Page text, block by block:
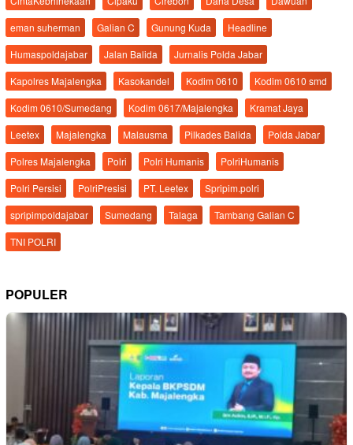
eman suherman
Galian C Gunung Kuda
Headline
Humaspoldajabar
Jalan Balida
Jurnalis Polda Jabar
Kapolres Majalengka
Kasokandel Kodim 0610
Kodim 0610 smd
Kodim 0610/Sumedang
Kodim 0617/Majalengka
Kramat Jaya
Leetex
Majalengka Malausma Pilkades Balida
Polda Jabar
Polres Majalengka
Polri Polri Humanis
PolriHumanis
Polri Persisi
PolriPresisi PT. Leetex
Spripim.polri
spripimpoldajabar
Sumedang Talaga
Tambang Galian C
TNI POLRI
POPULER